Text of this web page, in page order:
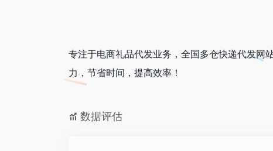
专注于电商礼品代发业务，全国多仓快递代发网
力，节省时间，提高效率！
数据评估